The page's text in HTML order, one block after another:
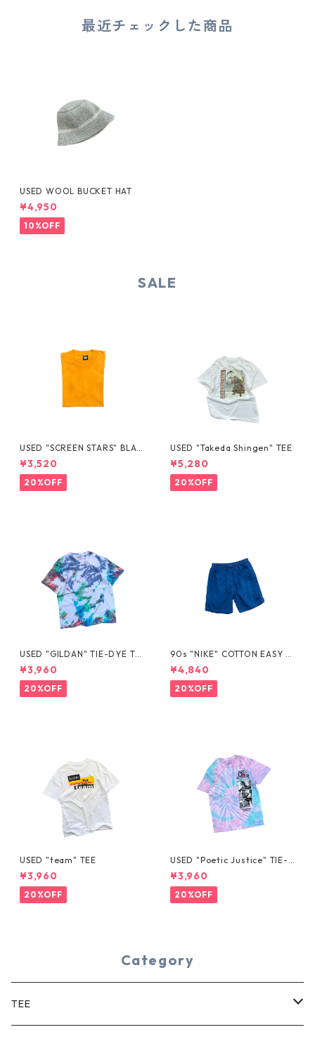
最近チェックした商品
USED WOOL BUCKET HAT
¥4,950
10%OFF
SALE
USED "SCREEN STARS" BLAN
K TEE
¥3,520
20%OFF
USED "Takeda Shingen" TEE
¥5,280
20%OFF
USED "GILDAN" TIE-DYE TE
E
¥3,960
20%OFF
90s "NIKE" COTTON EASY S
HORTS
¥4,840
20%OFF
USED "team" TEE
¥3,960
20%OFF
USED "Poetic Justice" TIE-D
YE TEE
¥3,960
20%OFF
Category
TEE